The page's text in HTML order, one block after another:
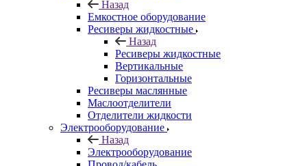
Назад
Емкостное оборудование
Ресиверы жидкостные
Назад
Ресиверы жидкостные
Вертикальные
Горизонтальные
Ресиверы маслянные
Маслоотделители
Отделители жидкости
Электрооборудование
Назад
Электрооборудование